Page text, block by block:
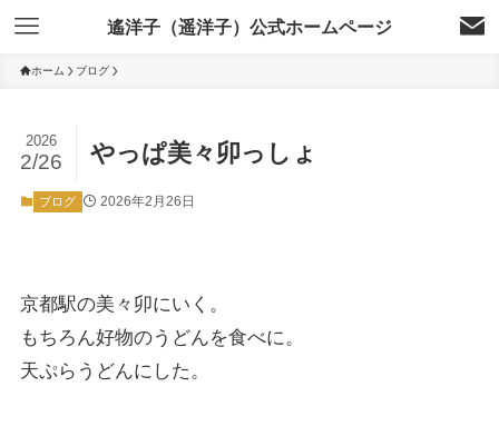
遙洋子（遥洋子）公式ホームページ
ホーム ブログ
やっぱ美々卯っしょ
2026
2/26
ブログ 2026年2月26日
京都駅の美々卯にいく。
もちろん好物のうどんを食べに。
天ぷらうどんにした。